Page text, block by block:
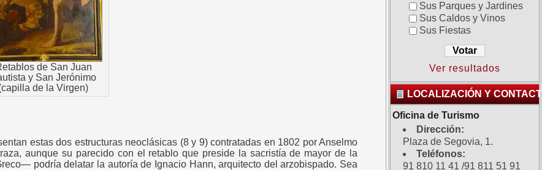
de San Juan
y San Jerónimo
de la Virgen)
estas dos estructuras neoclásicas (8 y 9) contratadas en 1802 por Anselmo
aunque su parecido con el retablo que preside la sacristía de mayor de la
podría delatar la autoría de Ignacio Hann, arquitecto del arzobispado. Sea
Sus Parques y Jardines
Sus Caldos y Vinos
Sus Fiestas
Ver resultados
LOCALIZACIÓN Y
Oficina de Turismo
Dirección:
Plaza de Segovia, 1.
Teléfonos:
91 810 11 41 /91 811 51 91